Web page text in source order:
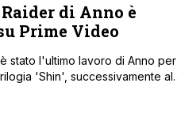
di Anno è
Prime Video
stato l'ultimo lavoro di Anno per
'Shin', successivamente al